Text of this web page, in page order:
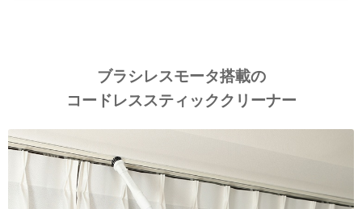
ブラシレスモータ搭載の
コードレススティッククリーナー